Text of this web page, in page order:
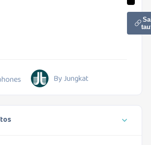
By Jungkat